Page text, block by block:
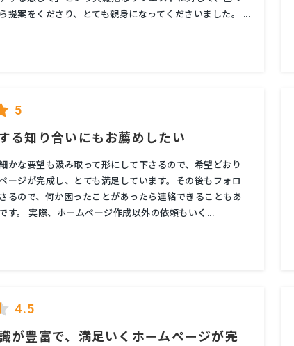
提案をくださり、とても親身になってくださいました。 ...
5
る知り合いにもお薦めしたい
かな要望も汲み取って形にして下さるので、希望どおり
ージが完成し、とても満足しています。その後もフォロ
るので、何か困ったことがあったら連絡できることもあ
す。 実際、ホームページ作成以外の依頼もいく...
4.5
が豊富で、満足いくホームページが完